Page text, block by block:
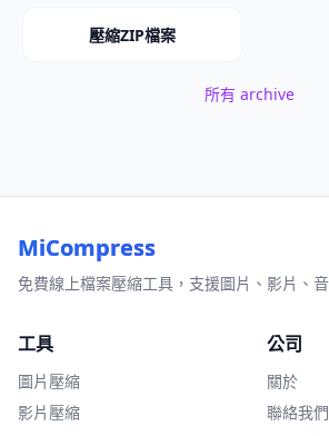
壓縮ZIP檔案
所有 archive
MiCompress
免費線上檔案壓縮工具，支援圖片、影片、
工具
圖片壓縮
影片壓縮
公司
關於
聯絡我們